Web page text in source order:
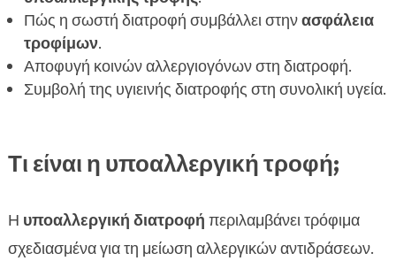
Ely: Υγρές υποαλλεργικές τροφές
Κεράσματα Friky και MeatLover
 Twinky vitamines
 Προϊόντα περιποίησης Chloé
 FAQ
Πώς η σωστή διατροφή συμβάλλει στηνασφάλεια
τροφίμων.
Αποφυγή κοινών αλλεργιογόνων στη διατροφή.
Συμβολή της υγιεινής διατροφής στη συνολική υγεία.
Τι είναι η υποαλλεργική τροφή;
Η υποαλλεργική διατροφή περιλαμβάνει τρόφιμα
σχεδιασμένα για τη μείωση αλλεργικών αντιδράσεων.